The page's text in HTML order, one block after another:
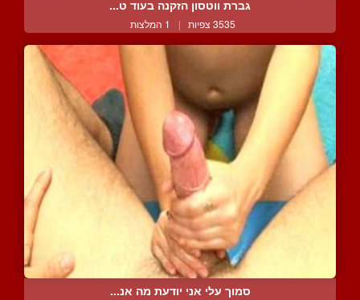
גברת ווטסון הזקנה בעוד ט...
3535 צפיות | 1 המלצות
סמוך עלי אני יודעת מה אנ...